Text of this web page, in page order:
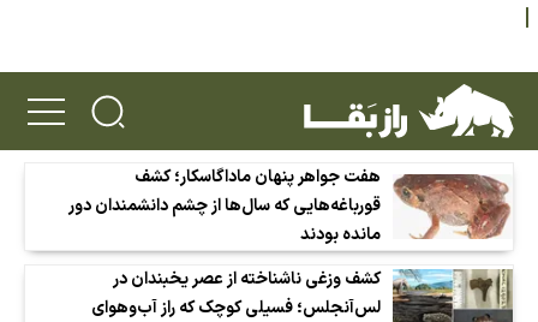
هفت جواهر پنهان ماداگاسکار؛ کشف
قورباغه‌هایی که سال‌ها از چشم دانشمندان دور
مانده بودند
کشف وزغی ناشناخته از عصر یخبندان در
لس‌آنجلس؛ فسیلی کوچک که راز آب‌وهوای